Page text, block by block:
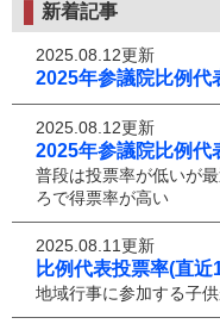
新着記事
2025.08.12更新
2025年参議院比例代
2025.08.12更新
2025年参議院比例代
普段は投票率が低いが
ろで得票率が高い
2025.08.11更新
比例代表投票率(直近
地域行事に参加する子